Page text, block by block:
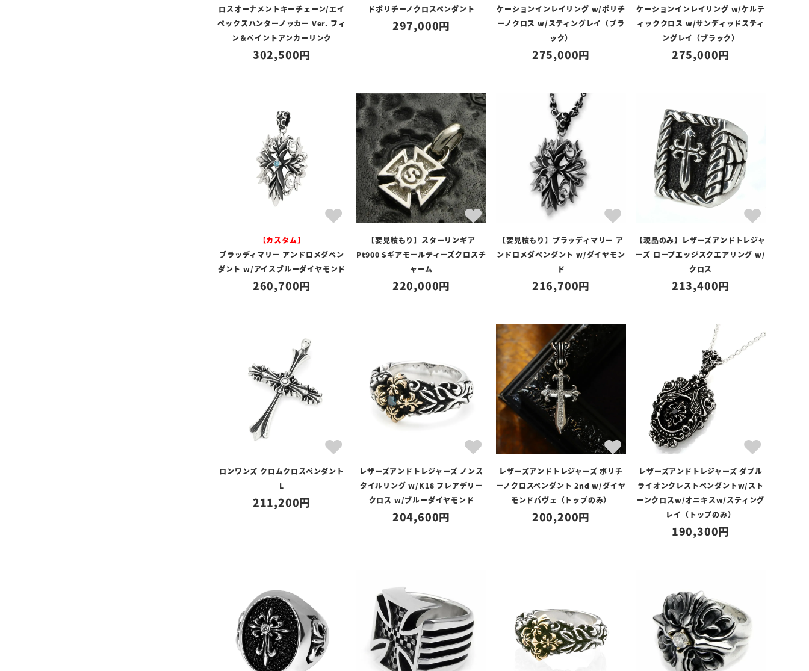
ロスオーナメントキーチェーン/エイ
ペックスハンターノッカー Ver. フィ
ン＆ペイントアンカーリンク
302,500
ドポリチーノクロスペンダント
297,000
ケーションインレイリング w/ポリチ
ーノクロス w/スティングレイ（ブラ
ック）
275,000
ケーションインレイリング w/ケルテ
ィッククロス w/サンディッドスティ
ングレイ（ブラック）
275,000
【カスタム】
ブラッディマリー アンドロメダペン
ダント w/アイスブルーダイヤモンド
260,700
【要見積もり】スターリンギア
Pt900 Sギアモールティーズクロスチ
ャーム
220,000
【要見積もり】ブラッディマリー ア
ンドロメダペンダント w/ダイヤモン
ド
216,700
【現品のみ】レザーズアンドトレジャ
ーズ ロープエッジスクエアリング w/
クロス
213,400
ロンワンズ クロムクロスペンダント
L
211,200
レザーズアンドトレジャーズ ノンス
タイルリング w/K18 フレアデリー
クロス w/ブルーダイヤモンド
204,600
レザーズアンドトレジャーズ ポリチ
ーノクロスペンダント 2nd w/ダイヤ
モンドパヴェ（トップのみ）
200,200
レザーズアンドトレジャーズ ダブル
ライオンクレストペンダントw/スト
ーンクロスw/オニキスw/スティング
レイ（トップのみ）
190,300